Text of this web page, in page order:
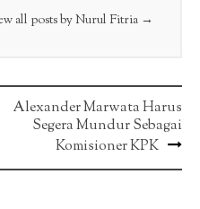
all posts by Nurul Fitria →
Alexander Marwata Harus
Segera Mundur Sebagai
Komisioner KPK